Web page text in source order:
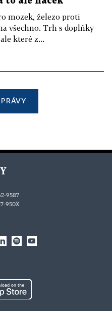
mozek, železo proti
všechno. Trh s doplňky
které z...
9587
950X